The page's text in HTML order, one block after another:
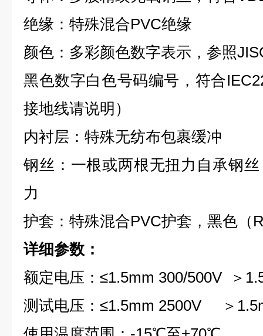
绝缘：特殊混合PVC绝缘
颜色：多彩颜色数字表示，参照
黑色数字白色号码编号，符合
接地线请说明）
内衬层：特殊无纺布包裹缓冲
钢丝：一根或两根无扭力自承钢
力
护套：特殊混合PVC护套，黑色
详细参数：
额定电压：≤1.5mm 300/500V ＞
测试电压：≤1.5mm 2500V ＞